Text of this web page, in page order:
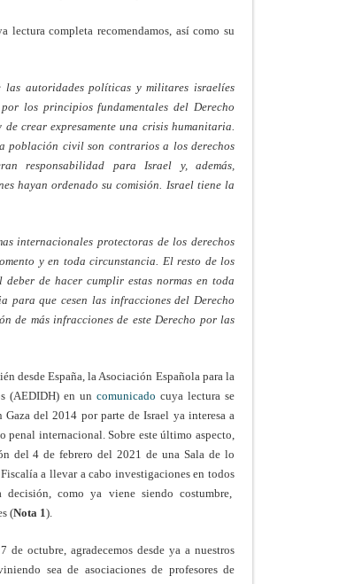
completa recomendamos, así como su
autoridades políticas y militares israelíes
los principios fundamentales del Derecho
crear expresamente una crisis humanitaria.
población civil son contrarios a los derechos
responsabilidad para Israel y, además,
hayan ordenado su comisión. Israel tiene la
internacionales protectoras de los derechos
y en toda circunstancia. El resto de los
de hacer cumplir estas normas en toda
para que cesen las infracciones del Derecho
de más infracciones de este Derecho por las
desde España, la Asociación Española para la
(AEDIDH) en un comunicado cuya lectura se
del 2014 por parte de Israel ya interesa a
internacional. Sobre este último aspecto,
del 4 de febrero del 2021 de una Sala de lo
a llevar a cabo investigaciones en todos
como ya viene siendo costumbre,
(Nota 1).
octubre, agradecemos desde ya a nuestros
sea de asociaciones de profesores de